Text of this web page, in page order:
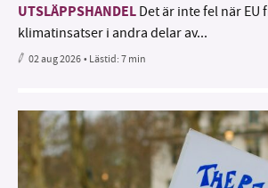
UTSLÄPPSHANDEL Det är inte fel när EU
klimatinsatser i andra delar av...
02 aug 2026• Lästid:7 min